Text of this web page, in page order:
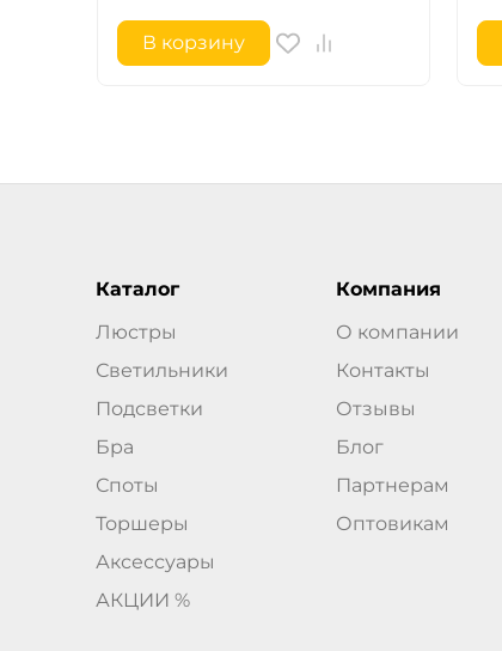
В корзину
Каталог
Люстры
Светильники
Подсветки
Бра
Споты
Торшеры
Аксессуары
АКЦИИ %
Компания
О компании
Контакты
Отзывы
Блог
Партнерам
Оптовикам